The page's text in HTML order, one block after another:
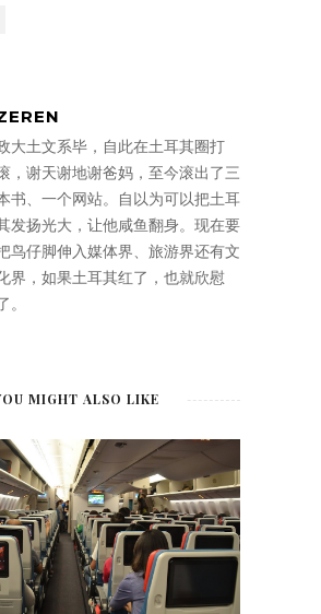
大土文系毕，自此在土耳其圈打
，谢天谢地谢爸妈，至今滚出了三
书、一个网站。自以为可以把土耳
发扬光大，让他咸鱼翻身。现在要
鸟仔脚伸入媒体界、旅游界还有文
界，如果土耳其红了，也就欣慰
。
MIGHT ALSO LIKE